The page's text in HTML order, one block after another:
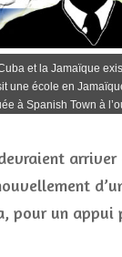
et la Jamaïque
une école en
à Spanish Town à
pour un